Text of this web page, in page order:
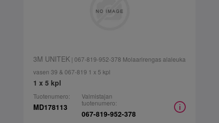
3M UNITEK| 067-819-952-378 Molaarirengas alaleuka
vasen 39 & 067-819 1 x 5 kpl
1 x 5 kpl
Tuotenumero:
MD178113
Valmistajan
tuotenumero:
067-819-952-378